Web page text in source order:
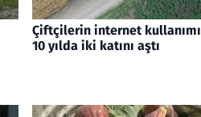
Çiftçilerin internet kullanımı
10 yılda iki katını aştı